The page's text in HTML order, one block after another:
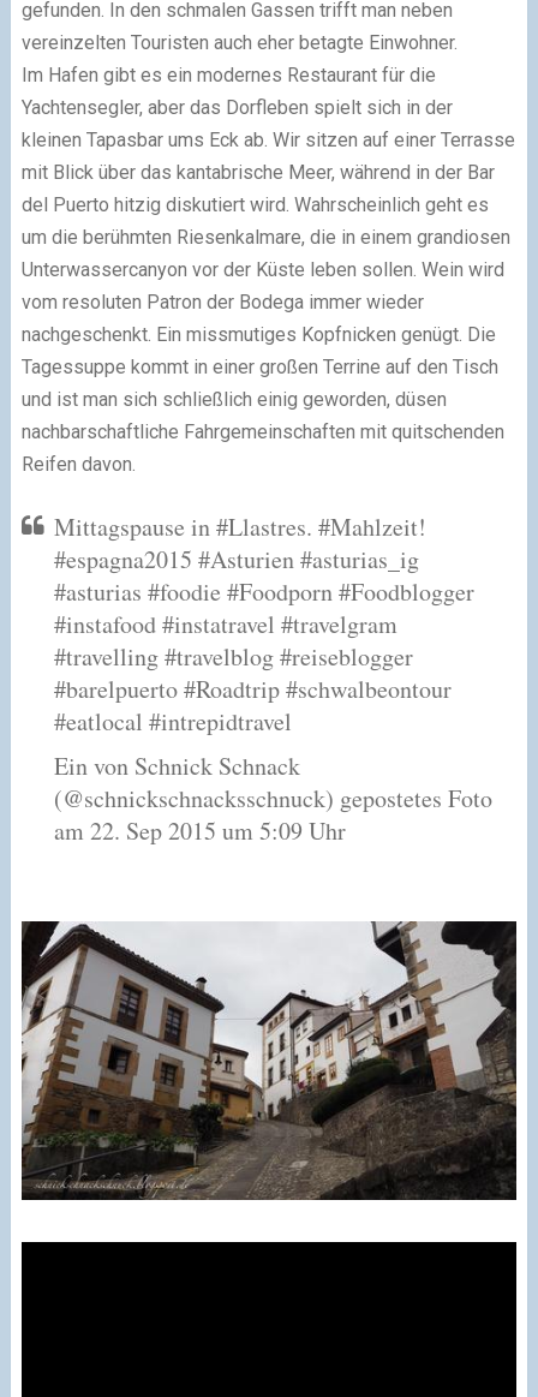
gefunden. In den schmalen Gassen trifft man neben
vereinzelten Touristen auch eher betagte Einwohner.
Im Hafen gibt es ein modernes Restaurant für die
Yachtensegler, aber das Dorfleben spielt sich in der
kleinen Tapasbar ums Eck ab. Wir sitzen auf einer Terrasse
mit Blick über das kantabrische Meer, während in der Bar
del Puerto hitzig diskutiert wird. Wahrscheinlich geht es
um die berühmten Riesenkalmare, die in einem grandiosen
Unterwassercanyon vor der Küste leben sollen. Wein wird
vom resoluten Patron der Bodega immer wieder
nachgeschenkt. Ein missmutiges Kopfnicken genügt. Die
Tagessuppe kommt in einer großen Terrine auf den Tisch
und ist man sich schließlich einig geworden, düsen
nachbarschaftliche Fahrgemeinschaften mit quitschenden
Reifen davon.
Mittagspause in #Llastres. #Mahlzeit!
#espagna2015 #Asturien #asturias_ig
#asturias #foodie #Foodporn #Foodblogger
#instafood #instatravel #travelgram
#travelling #travelblog #reiseblogger
#barelpuerto #Roadtrip #schwalbeontour
#eatlocal #intrepidtravel
Ein von Schnick Schnack
(@schnickschnacksschnuck) gepostetes Foto
am 22. Sep 2015 um 5:09 Uhr